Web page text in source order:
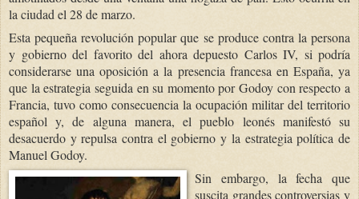
la ciudad el 28 de marzo.
Esta pequeña revolución popular que se produce contra la persona
y gobierno del favorito del ahora depuesto Carlos IV, si podría
considerarse una oposición a la presencia francesa en España, ya
que la estrategia seguida en su momento por Godoy con respecto a
Francia, tuvo como consecuencia la ocupación militar del territorio
español y, de alguna manera, el pueblo leonés manifestó su
desacuerdo y repulsa contra el gobierno y la estrategia política de
Manuel Godoy.
Sin embargo, la fecha que
suscita grandes controversias y